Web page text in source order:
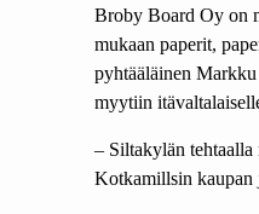
Broby Board Oy on
mukaan paperit,
pyhtääläinen
myytiin
– Siltakylän
Kotkamillsin kaupan